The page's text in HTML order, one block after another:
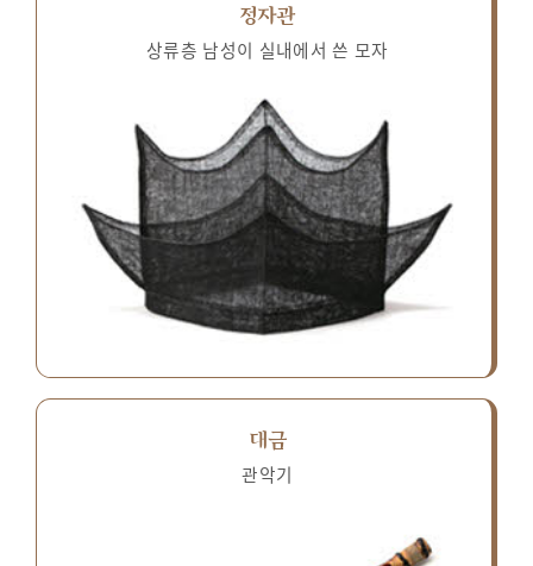
정자관
상류층 남성이 실내에서 쓴 모자
대금
관악기